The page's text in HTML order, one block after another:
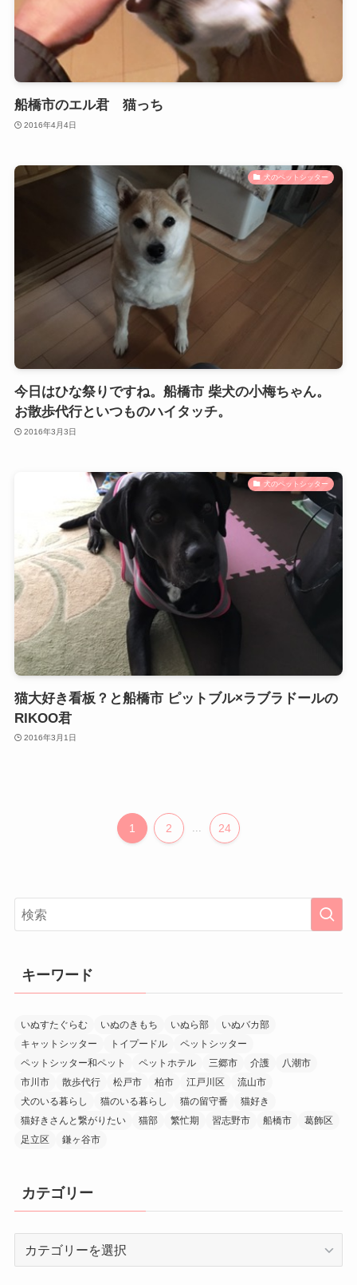
船橋市のエル君 猫っち
2016年4月4日
犬のペットシッター
今日はひな祭りですね。船橋市 柴犬の小梅ちゃん。
お散歩代行といつものハイタッチ。
2016年3月3日
犬のペットシッター
猫大好き看板？と船橋市 ピットブル×ラブラドールの
RIKOO君
2016年3月1日
1 2 24
キーワード
いぬすたぐらむ いぬのきもち いぬら部
いぬバカ部
キャットシッター
トイプードル
ペットシッター
ペットシッター和ペット
ペットホテル 三郷市 介護
八潮市
市川市
散歩代行 松戸市 柏市 江戸川区
流山市
犬のいる暮らし
猫のいる暮らし 猫の留守番
猫好き
猫好きさんと繋がりたい
猫部 繁忙期 習志野市 船橋市
葛飾区
足立区
鎌ヶ谷市
カテゴリー